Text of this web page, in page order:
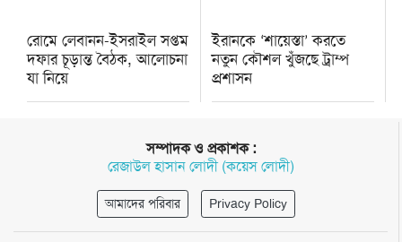
রোমে লেবানন-ইসরাইল সপ্তম
দফার চূড়ান্ত বৈঠক, আলোচনা
যা নিয়ে
ইরানকে ‘শায়েস্তা’ করতে
নতুন কৌশল খুঁজছে ট্রাম্প
প্রশাসন
সম্পাদক ও প্রকাশক :
রেজাউল হাসান লোদী (কয়েস লোদী)
আমাদের পরিবার Privacy Policy